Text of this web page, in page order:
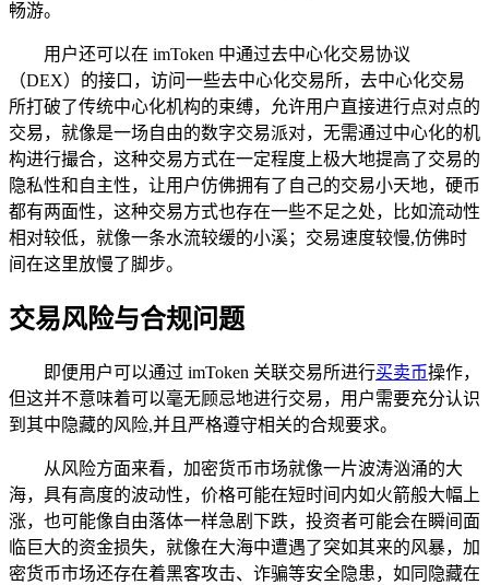
畅游。
用户还可以在 imToken 中通过去中心化交易协议
（DEX）的接口，访问一些去中心化交易所，去中心化交易
所打破了传统中心化机构的束缚，允许用户直接进行点对点的
交易，就像是一场自由的数字交易派对，无需通过中心化的机
构进行撮合，这种交易方式在一定程度上极大地提高了交易的
隐私性和自主性，让用户仿佛拥有了自己的交易小天地，硬币
都有两面性，这种交易方式也存在一些不足之处，比如流动性
相对较低，就像一条水流较缓的小溪；交易速度较慢,仿佛时
间在这里放慢了脚步。
交易风险与合规问题
即便用户可以通过 imToken 关联交易所进行买卖币操作，
但这并不意味着可以毫无顾忌地进行交易，用户需要充分认识
到其中隐藏的风险,并且严格遵守相关的合规要求。
从风险方面来看，加密货币市场就像一片波涛汹涌的大
海，具有高度的波动性，价格可能在短时间内如火箭般大幅上
涨，也可能像自由落体一样急剧下跌，投资者可能会在瞬间面
临巨大的资金损失，就像在大海中遭遇了突如其来的风暴，加
密货币市场还存在着黑客攻击、诈骗等安全隐患，如同隐藏在